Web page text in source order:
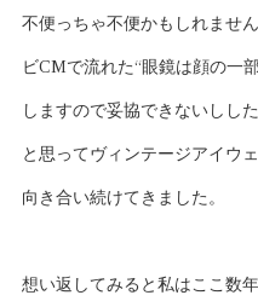
不便っちゃ不便かもしれませ
ビCMで流れた“眼鏡は顔の一
しますので妥協できないしし
と思ってヴィンテージアイウ
向き合い続けてきました。
想い返してみると私はここ数